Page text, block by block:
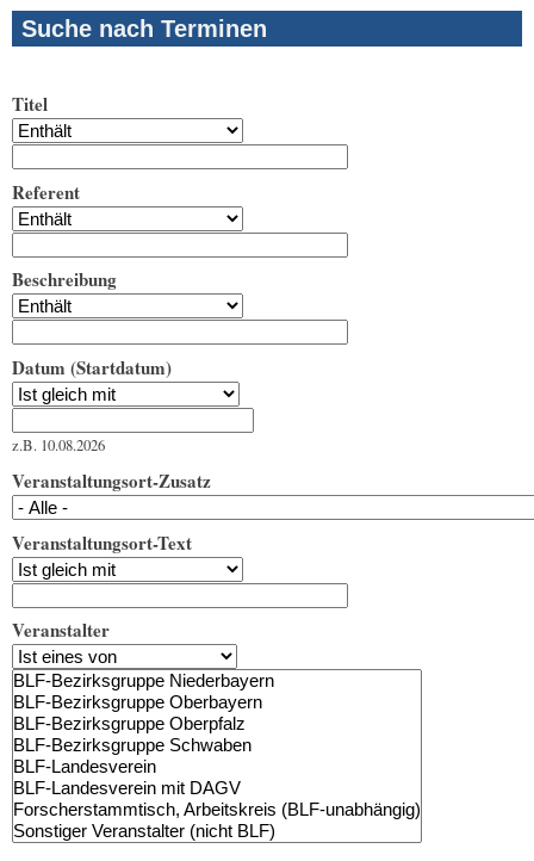
Suche nach Terminen
Titel
Referent
Beschreibung
Datum (Startdatum)
z.B. 10.08.2026
Veranstaltungsort-Zusatz
Veranstaltungsort-Text
Veranstalter